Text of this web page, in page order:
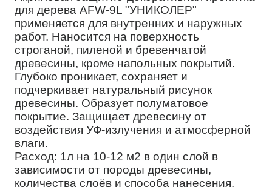
для дерева AFW-9L "УНИКОЛЕР"
применяется для внутренних и наружных
работ. Наносится на поверхность
строганой, пиленой и бревенчатой
древесины, кроме напольных покрытий.
Глубоко проникает, сохраняет и
подчеркивает натуральный рисунок
древесины. Образует полуматовое
покрытие. Защищает древесину от
воздействия УФ-излучения и атмосферной
влаги.
Расход: 1л на 10-12 м2 в один слой в
зависимости от породы древесины,
количества слоёв и способа нанесения.